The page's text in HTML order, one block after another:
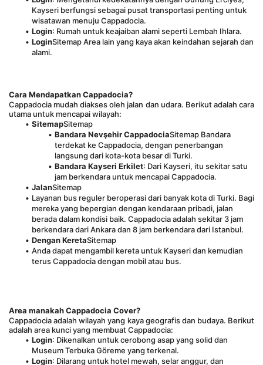
Kayseri berfungsi sebagai pusat transportasi penting untuk
wisatawan menuju Cappadocia.
Login: Rumah untuk keajaiban alami seperti Lembah Ihlara.
LoginSitemap Area lain yang kaya akan keindahan sejarah dan
alami.
Cara Mendapatkan Cappadocia?
Cappadocia mudah diakses oleh jalan dan udara. Berikut adalah cara
utama untuk mencapai wilayah:
SitemapSitemap
Bandara Nevşehir CappadociaSitemap Bandara
terdekat ke Cappadocia, dengan penerbangan
langsung dari kota-kota besar di Turki.
Bandara Kayseri Erkilet: Dari Kayseri, itu sekitar satu
jam berkendara untuk mencapai Cappadocia.
JalanSitemap
Layanan bus reguler beroperasi dari banyak kota di Turki. Bagi
mereka yang bepergian dengan kendaraan pribadi, jalan
berada dalam kondisi baik. Cappadocia adalah sekitar 3 jam
berkendara dari Ankara dan 8 jam berkendara dari Istanbul.
Dengan KeretaSitemap
Anda dapat mengambil kereta untuk Kayseri dan kemudian
terus Cappadocia dengan mobil atau bus.
Area manakah Cappadocia Cover?
Cappadocia adalah wilayah yang kaya geografis dan budaya. Berikut
adalah area kunci yang membuat Cappadocia:
Login: Dikenalkan untuk cerobong asap yang solid dan
Museum Terbuka Göreme yang terkenal.
Login: Dilarang untuk hotel mewah, selar anggur, dan